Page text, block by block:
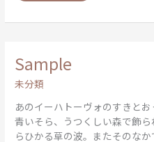
Sample
未分類
あのイーハトーヴォのすきと
青いそら、うつくしい森で飾
らひかる草の波。またそのな
Sample